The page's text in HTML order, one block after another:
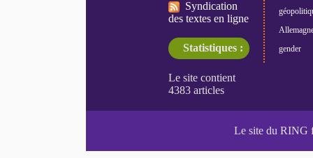
Syndication
des textes en ligne
Statistiques :
gender
Le site du RING